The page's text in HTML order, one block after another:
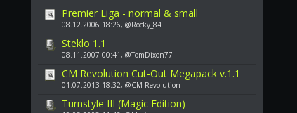
Premier Liga - normal & small
08.12.2006 18:26, @Rocky_84
Steklo 1.1
08.11.2007 00:41, @TomDixon77
CM Revolution Cut-Out Megapack v.1.1
01.07.2013 18:32, @CM Revolution
Turnstyle III (Magic Edition)